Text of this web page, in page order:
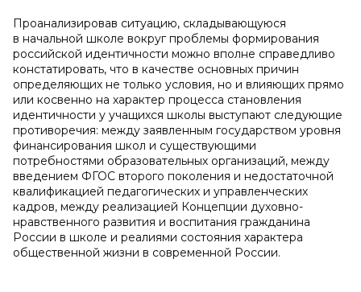
Проанализировав ситуацию, складывающуюся
в начальной школе вокруг проблемы формирования
российской идентичности можно вполне справедливо
констатировать, что в качестве основных причин
определяющих не только условия, но и влияющих прямо
или косвенно на характер процесса становления
идентичности у учащихся школы выступают следующие
противоречия: между заявленным государством уровня
финансирования школ и существующими
потребностями образовательных организаций, между
введением ФГОС второго поколения и недостаточной
квалификацией педагогических и управленческих
кадров, между реализацией Концепции духовно-
нравственного развития и воспитания гражданина
России в школе и реалиями состояния характера
общественной жизни в современной России.